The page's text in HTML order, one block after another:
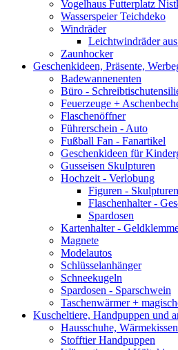
Vogelhaus Futterplatz
Wasserspeier Teichdeko
Windräder
Leichtwindräder
Zaunhocker
Geschenkideen, Präsente,
Badewannenenten
Büro -
Feuerzeuge +
Flaschenöffner
Führerschein - Auto
Fußball Fan - Fanartikel
Geschenkideen für
Gusseisen Skulpturen
Hochzeit - Verlobung
Figuren - Skulpturen
Flaschenhalter -
Spardosen
Kartenhalter -
Magnete
Modelautos
Schlüsselanhänger
Schneekugeln
Spardosen - Sparschwein
Taschenwärmer +
Kuscheltiere, Handpuppen und
Hausschuhe,
Stofftier Handpuppen